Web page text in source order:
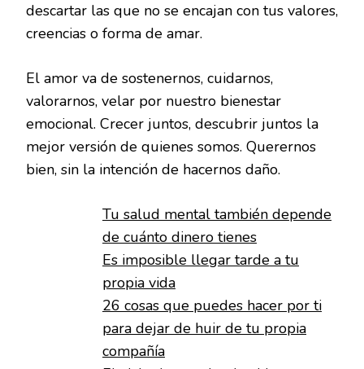
descartar las que no se encajan con tus valores,
creencias o forma de amar.
El amor va de sostenernos, cuidarnos,
valorarnos, velar por nuestro bienestar
emocional. Crecer juntos, descubrir juntos la
mejor versión de quienes somos. Querernos
bien, sin la intención de hacernos daño.
Tu salud mental también depende
de cuánto dinero tienes
Es imposible llegar tarde a tu
propia vida
26 cosas que puedes hacer por ti
para dejar de huir de tu propia
compañía